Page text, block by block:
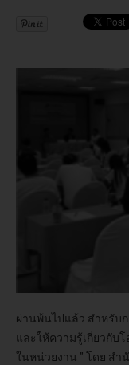
อบรม
ผ่านพ้นไปแล้ว สำหรับ
และให้ความรู้เกี่ยวกับ
ในหน่วยงาน " โดย สำ